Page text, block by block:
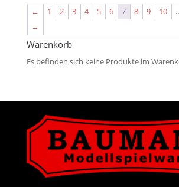
← 1 2 3 4 5 6 7 8 9 10
→
Warenkorb
Es befinden sich keine Produkte im